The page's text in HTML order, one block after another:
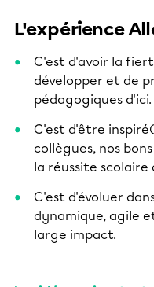
L'expérience
C'est d'avoir la
développer et de
pédagogiques d'ici.
C'est d'être
collègues, nos
la réussite scolaire
C'est d'évoluer
dynamique, agile
large impact.